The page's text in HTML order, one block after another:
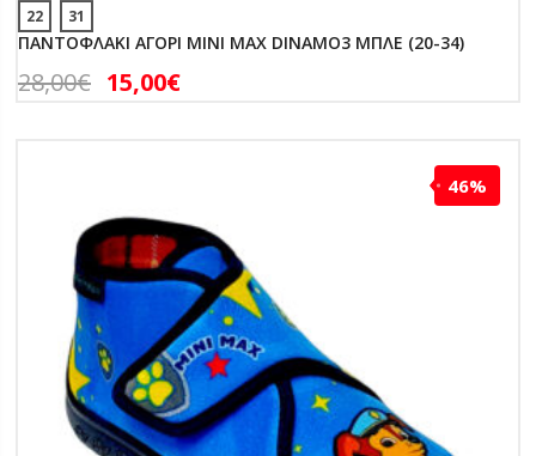
22 31
ΠΑΝΤΟΦΛΑΚΙ ΑΓΟΡΙ MINI MAX DINAMO3 ΜΠΛΕ (20-34)
28,00€ 15,00€
46%